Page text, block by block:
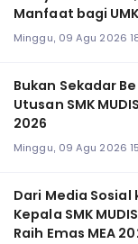
Manfaat bagi
Minggu, 09 Agu 2026
Bukan Sekadar
Utusan SMK
2026
Minggu, 09 Agu 2026
Dari Media Sosial
Kepala SMK
Raih Emas MEA